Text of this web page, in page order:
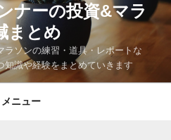
ナーの投資&マラ
まとめ
ソンの練習・道具・レポートな
知識や経験をまとめていきます
メニュー